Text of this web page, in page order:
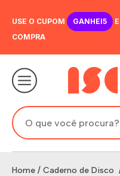
USE O CUPOM GANHEI5
COMPRA
Home / Caderno de Disco